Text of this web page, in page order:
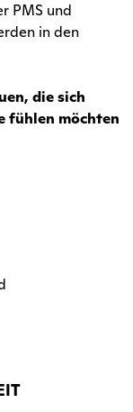
PMS und
in den
die sich
fühlen möchten